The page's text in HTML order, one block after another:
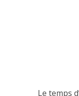
Le temps